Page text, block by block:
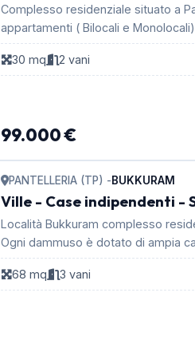
Complesso residenziale situato a
appartamenti ( Bilocali e
compost...
30 mq
2 vani
99.000 €
PANTELLERIA (TP) -BUKKURAM
Ville - Case indipendenti -
Località Bukkuram complesso
Ogni dammuso è dotato di ampia
...
68 mq
3 vani